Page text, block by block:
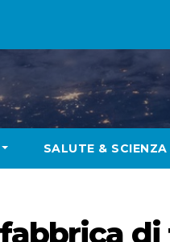
SALUTE & SCIENZA